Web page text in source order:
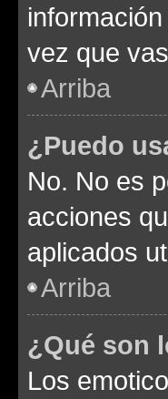
vez que
Arriba
¿Puedo
No. No es
acciones
aplicados
Arriba
¿Qué son
Los